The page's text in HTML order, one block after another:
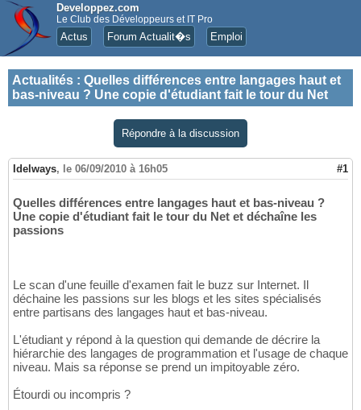
Developpez.com
Le Club des Développeurs et IT Pro
Actus Forum Actualit�s Emploi
Actualités : Quelles différences entre langages haut et
bas-niveau ? Une copie d'étudiant fait le tour du Net
Répondre à la discussion
Idelways, le 06/09/2010 à 16h05 #1
Quelles différences entre langages haut et bas-niveau ?
Une copie d'étudiant fait le tour du Net et déchaîne les
passions
Le scan d'une feuille d'examen fait le buzz sur Internet. Il
déchaine les passions sur les blogs et les sites spécialisés
entre partisans des langages haut et bas-niveau.
L'étudiant y répond à la question qui demande de décrire la
hiérarchie des langages de programmation et l'usage de chaque
niveau. Mais sa réponse se prend un impitoyable zéro.
Étourdi ou incompris ?